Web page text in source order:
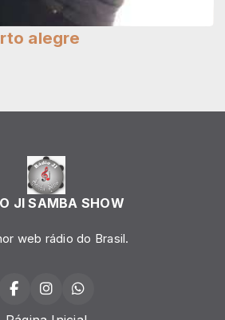
alegre
JI SAMBA SHOW
web rádio do Brasil.